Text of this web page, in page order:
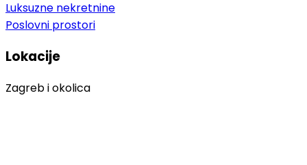
Luksuzne nekretnine
Poslovni prostori
Lokacije
Zagreb i okolica